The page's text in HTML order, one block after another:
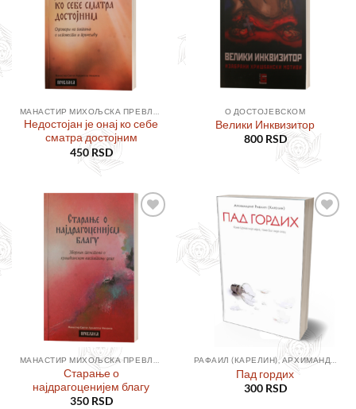
Недостојан је онај ко себе
сматра достојним
450RSD
О ДОСТОЈЕВСКОМ
Велики Инквизитор
800 RSD
Додајте
у листу
жеља
Старање о
најдрагоценијем благу
350 RSD
Додајте
у листу
жеља
Пад гордих
300 RSD